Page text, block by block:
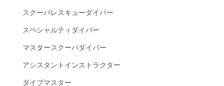
スクーバレスキューダイバー
スペシャルティダイバー
マスタースクーバダイバー
アシスタントインストラクター
ダイブマスター